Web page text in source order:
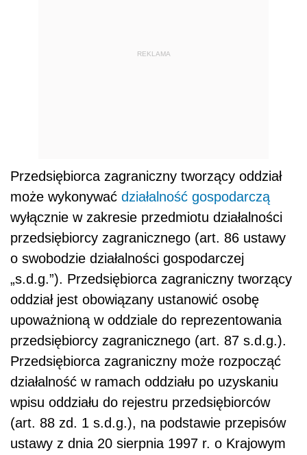
REKLAMA
Przedsiębiorca zagraniczny tworzący oddział
może wykonywać działalność gospodarczą
wyłącznie w zakresie przedmiotu działalności
przedsiębiorcy zagranicznego (art. 86 ustawy
o swobodzie działalności gospodarczej
„s.d.g.”). Przedsiębiorca zagraniczny tworzący
oddział jest obowiązany ustanowić osobę
upoważnioną w oddziale do reprezentowania
przedsiębiorcy zagranicznego (art. 87 s.d.g.).
Przedsiębiorca zagraniczny może rozpocząć
działalność w ramach oddziału po uzyskaniu
wpisu oddziału do rejestru przedsiębiorców
(art. 88 zd. 1 s.d.g.), na podstawie przepisów
ustawy z dnia 20 sierpnia 1997 r. o Krajowym